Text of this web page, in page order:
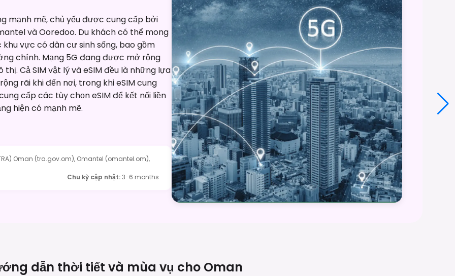
mạnh mẽ, chủ yếu được cung cấp bởi
và Ooredoo. Du khách có thể mong
vực có dân cư sinh sống, bao gồm
chính. Mạng 5G đang được mở rộng
Cả SIM vật lý và eSIM đều là những lựa
rãi khi đến nơi, trong khi eSIM cung
cấp các tùy chọn eSIM để kết nối liền
hiện có mạnh mẽ.
Oman (tra.gov.om), Omantel (omantel.om),
Chu kỳ cập nhật:3-6 months
dẫn thời tiết và mùa vụ cho Oman